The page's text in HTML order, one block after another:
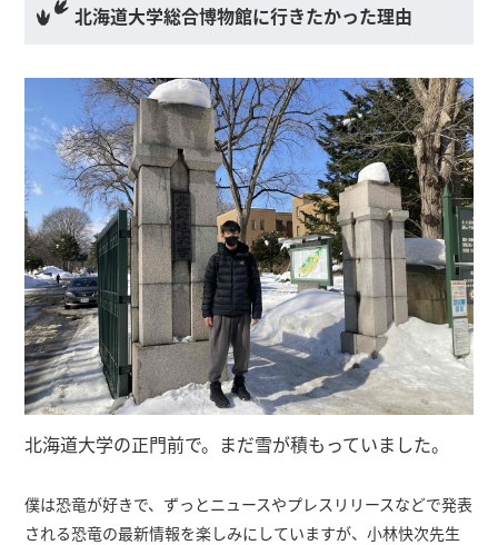
北海道大学総合博物館に行きたかった理由
北海道大学の正門前で。まだ雪が積もっていました。
僕は恐竜が好きで、ずっとニュースやプレスリリースなどで発表
される恐竜の最新情報を楽しみにしていますが、小林快次先生